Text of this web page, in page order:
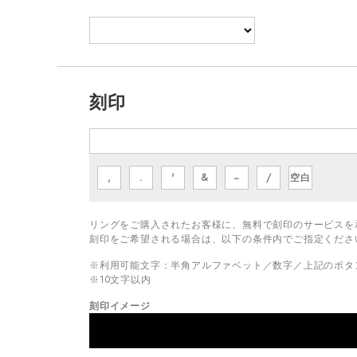
刻印
, . ' & − / 空白
リングをご購入されたお客様に、無料で刻印のサービスを
刻印をご希望される場合は、以下の条件内でご指定くださ
※利用可能文字：半角アルファベット／数字／上記のボ
※10文字以内
刻印イメージ